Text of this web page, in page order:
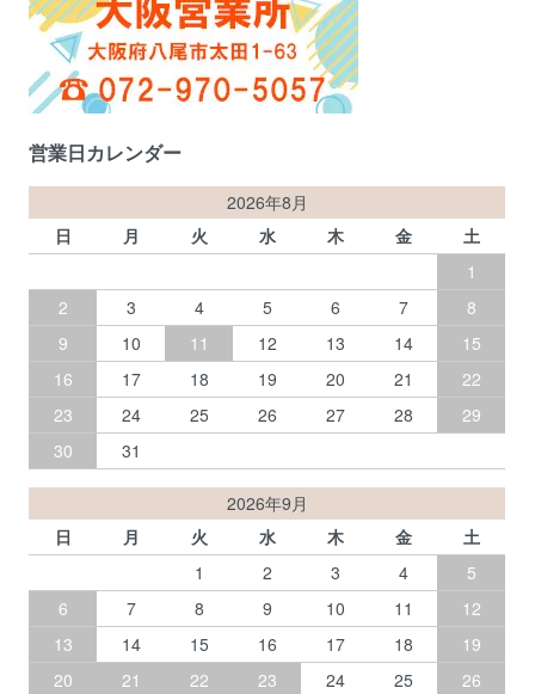
営業日カレンダー
2026年8月
日
月 火 水 木 金
土
1
2
3 4 5 6 7
8
9
10 11 12 13 14
15
16
17 18 19 20 21
22
23
24 25 26 27 28
29
30
31
2026年9月
日
月 火 水 木 金
土
1
2 3 4
5
6
7 8 9 10 11
12
13
14 15 16 17 18
19
20
21 22 23 24 25
26